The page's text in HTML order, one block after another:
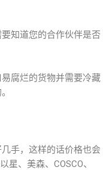
知道您的合作伙伴是否
腐烂的货物并需要冷藏
手，这样的话价格也会
、美森、COSCO、